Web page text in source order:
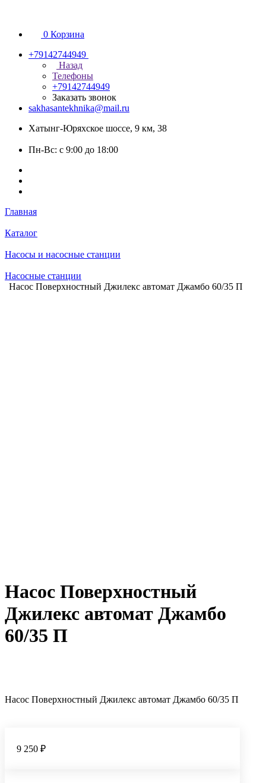
0 Корзина
+79142744949
Назад
Телефоны
+79142744949
Заказать звонок
sakhasantekhnika@mail.ru
Хатынг-Юряхское шоссе, 9 км, 38
Пн-Вс: с 9:00 до 18:00
Главная
Каталог
Насосы и насосные станции
Насосные станции
Насос Поверхностный Джилекс автомат Джамбо 60/35 П
Насос Поверхностный
Джилекс автомат Джамбо
60/35 П
Насос Поверхностный Джилекс автомат Джамбо 60/35 П
9 250 ₽